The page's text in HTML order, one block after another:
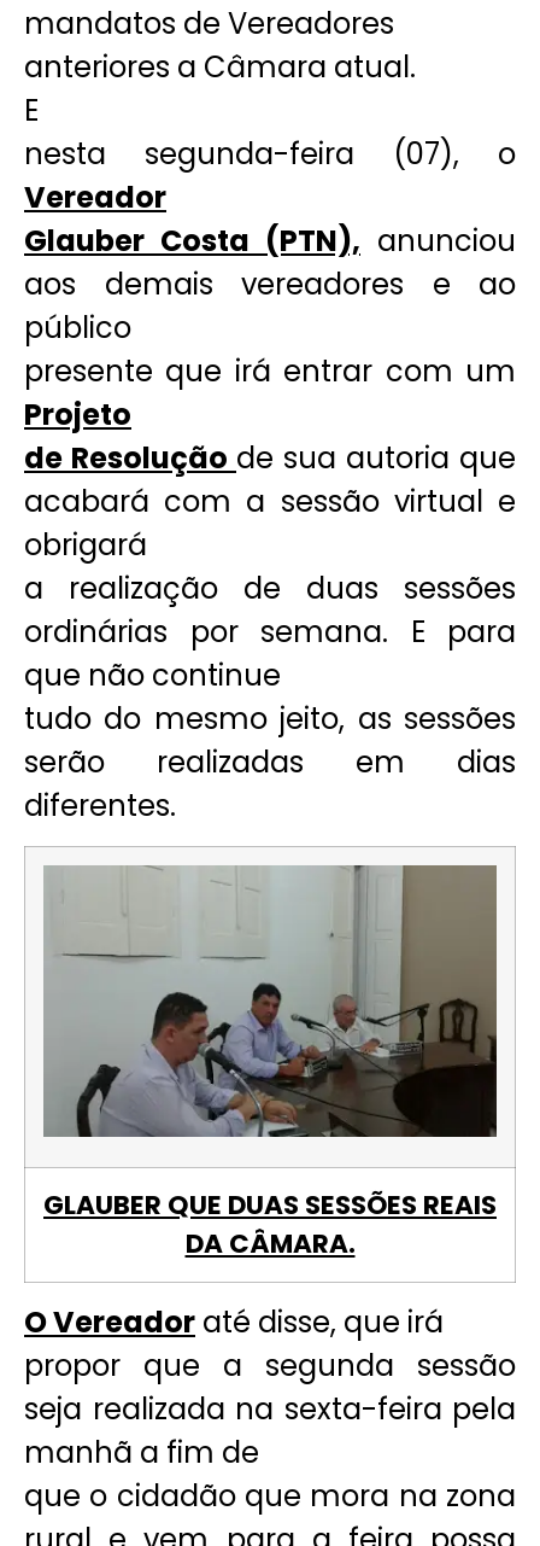
mandatos de Vereadores
anteriores a Câmara atual.
E
nesta segunda-feira (07), o
Vereador
Glauber Costa (PTN), anunciou
aos demais vereadores e ao
público
presente que irá entrar com um
Projeto
de Resolução de sua autoria que
acabará com a sessão virtual e
obrigará
a realização de duas sessões
ordinárias por semana. E para
que não continue
tudo do mesmo jeito, as sessões
serão realizadas em dias
diferentes.
GLAUBER QUE DUAS SESSÕES REAIS
DA CÂMARA.
O Vereador até disse, que irá
propor que a segunda sessão
seja realizada na sexta-feira pela
manhã a fim de
que o cidadão que mora na zona